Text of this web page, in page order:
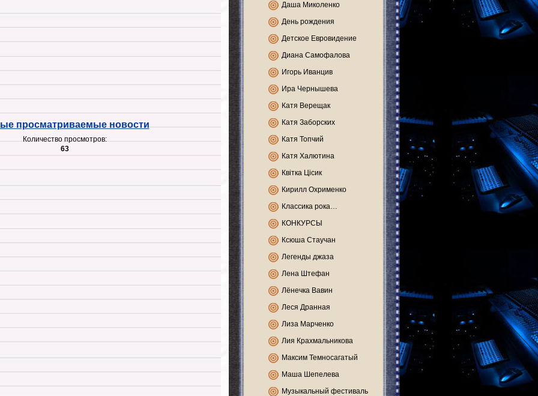
просматриваемые новости
Количество просмотров:
63
Даша Миколенко
День рождения
Детское Евровидение
Диана Самофалова
Игорь Иванцив
Ира Чернышева
Катя Верещак
Катя Заборских
Катя Топчий
Катя Халютина
Квітка Цісик
Кирилл Охрименко
Классика рока…
КОНКУРСЫ
Ксюша Стаучан
Легенды джаза
Лена Штефан
Лёнечка Вавин
Леся Дранная
Лиза Марченко
Лия Крахмальникова
Максим Темносагатый
Маша Шепелева
Музыкальный фестиваль